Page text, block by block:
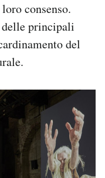
consenso.
principali
del